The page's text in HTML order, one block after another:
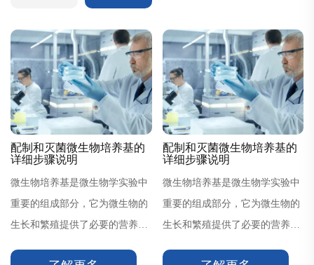
配制和灭菌微生物培养基的
详细步骤说明
微生物培养基是微生物学实验中
重要的组成部分，它为微生物的
生长和繁殖提供了必要的营养物
配制和灭菌微生物培养基的
详细步骤说明
微生物培养基是微生物学实验中
重要的组成部分，它为微生物的
生长和繁殖提供了必要的营养物